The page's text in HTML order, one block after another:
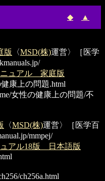
◆ ▲
版 〈MSD(株)運営〉［医学
ニュアル 家庭版
健康上の問題.html
女性の健康上の問題/不
〈MSD(株)運営〉［医学百
mmpej/
アル18版 日本語版
ch256a.html